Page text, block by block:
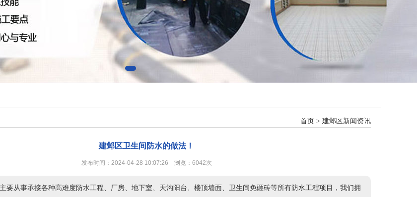
首页 > 建邺区新闻资讯
建邺区卫生间防水的做法！
发布时间：2024-04-28 10:07:26 浏览：6042次
要从事承接各种高难度防水工程、厂房、地下室、天沟阳台、楼顶墙面、卫生间免砸砖等所有防水工程项目，我们拥